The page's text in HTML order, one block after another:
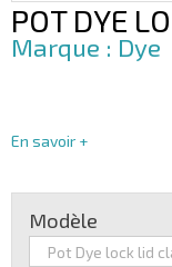
POT DYE
Dye
En savoir +
Modèle